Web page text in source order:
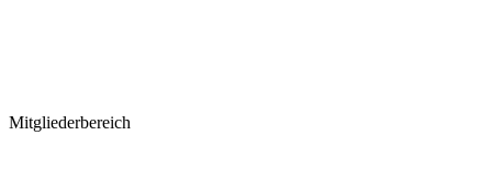
Mitgliederbereich